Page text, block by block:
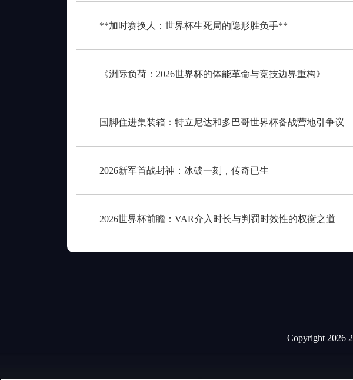
**加时赛换人：世界杯生死局的隐形胜负手**
《洲际负荷：2026世界杯的体能革命与竞技边界重构》
国脚住进集装箱：特立尼达和多巴哥世界杯备战营地引争议
2026新军首战封神：冰破一刻，传奇已生
2026世界杯前瞻：VAR介入时长与判罚时效性的权衡之道
Copyright 2026